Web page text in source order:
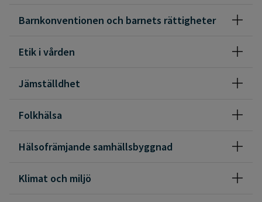
Barnkonventionen och barnets rättigheter
Etik i vården
Jämställdhet
Folkhälsa
Hälsofrämjande samhällsbyggnad
Klimat och miljö